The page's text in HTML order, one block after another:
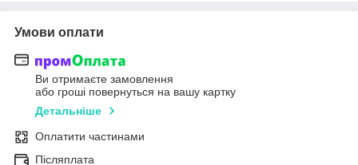
Умови оплати
Ви отримаєте замовлення
або гроші повернуться на вашу картку
Детальніше
Оплатити частинами
Післяплата